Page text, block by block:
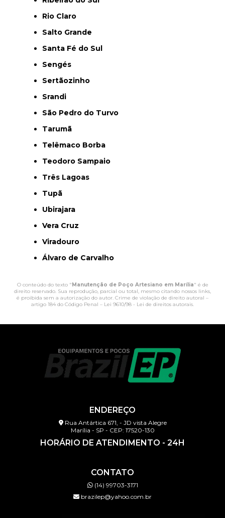
Rio Claro
Salto Grande
Santa Fé do Sul
Sengés
Sertãozinho
Srandi
São Pedro do Turvo
Tarumã
Telêmaco Borba
Teodoro Sampaio
Três Lagoas
Tupã
Ubirajara
Vera Cruz
Viradouro
Álvaro de Carvalho
O conteúdo do texto "Manutenção de Poço Artesiano em Marília" é de
direito reservado. Sua reprodução, parcial ou total, mesmo citando nossos links,
é proibida sem a autorização do autor. Crime de violação de direito autoral –
artigo 184 do Código Penal – Lei 9610/98 - Lei de direitos autorais
ENDEREÇO
Rua Antártica 671, - JD vista Alegre
Marília - SP - CEP: 17520-130
HORÁRIO DE ATENDIMENTO - 24H
CONTATO
(14) 99703-3171
brazilep@yahoo.com.br